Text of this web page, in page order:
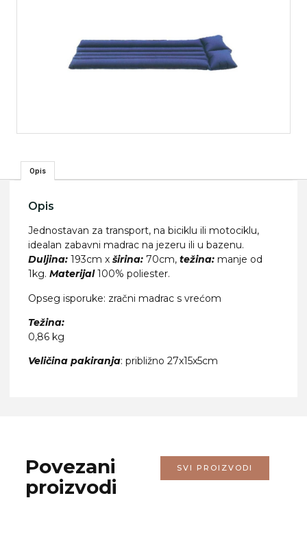
Opis
Opis
Jednostavan za transport, na biciklu ili motociklu,
idealan zabavni madrac na jezeru ili u bazenu.
Duljina: 193cm x širina: 70cm, težina: manje od
1kg. Materijal 100% poliester.
Opseg isporuke: zračni madrac s vrećom
Težina:
0,86 kg
Veličina pakiranja: približno 27x15x5cm
Povezani
proizvodi
SVI PROIZVODI